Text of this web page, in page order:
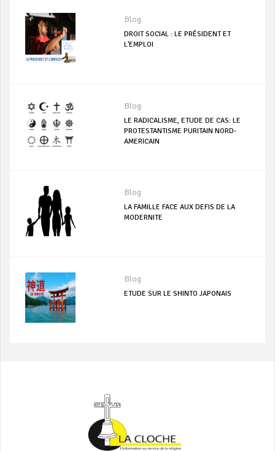
Blog
DROIT SOCIAL : LE PRÉSIDENT ET
L'EMPLOI
Blog
LE RADICALISME, ETUDE DE CAS: LE
PROTESTANTISME PURITAIN NORD-
AMERICAIN
Blog
LA FAMILLE FACE AUX DEFIS DE LA
MODERNITE
Blog
ETUDE SUR LE SHINTO JAPONAIS